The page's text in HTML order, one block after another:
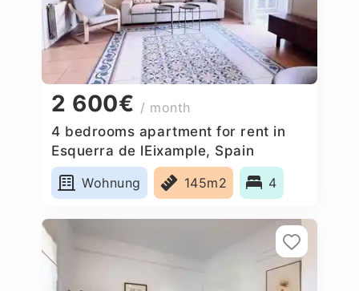
2 600€ / month
4 bedrooms apartment for rent in
Esquerra de lEixample, Spain
Wohnung
145m2 4